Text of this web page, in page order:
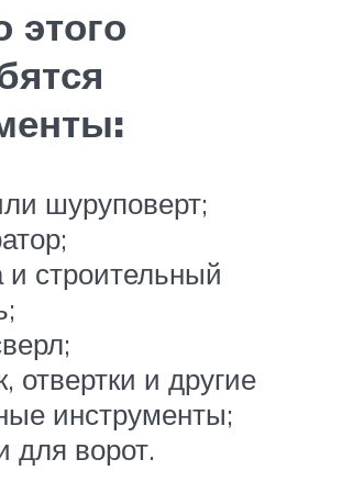
шуруповерт;
и строительный
отвертки и другие
инструменты;
для ворот.